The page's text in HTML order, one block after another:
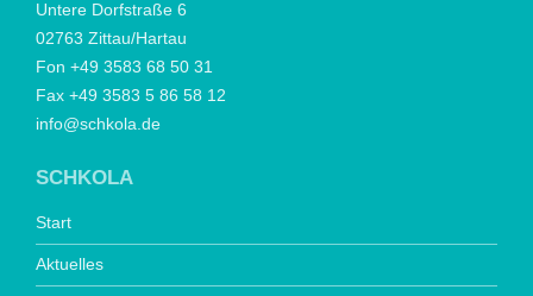
Untere Dorfstraße 6
02763 Zittau/Hartau
Fon +49 3583 68 50 31
Fax +49 3583 5 86 58 12
info@schkola.de
SCHKOLA
Start
Aktuelles